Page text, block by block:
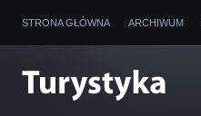
STRONA GŁÓWNA ARCHIWUM